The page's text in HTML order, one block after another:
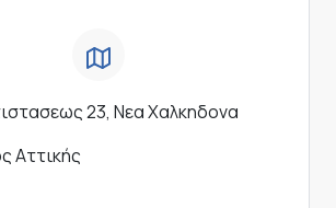
23, Νεα Χαλκηδονα
Αττικής